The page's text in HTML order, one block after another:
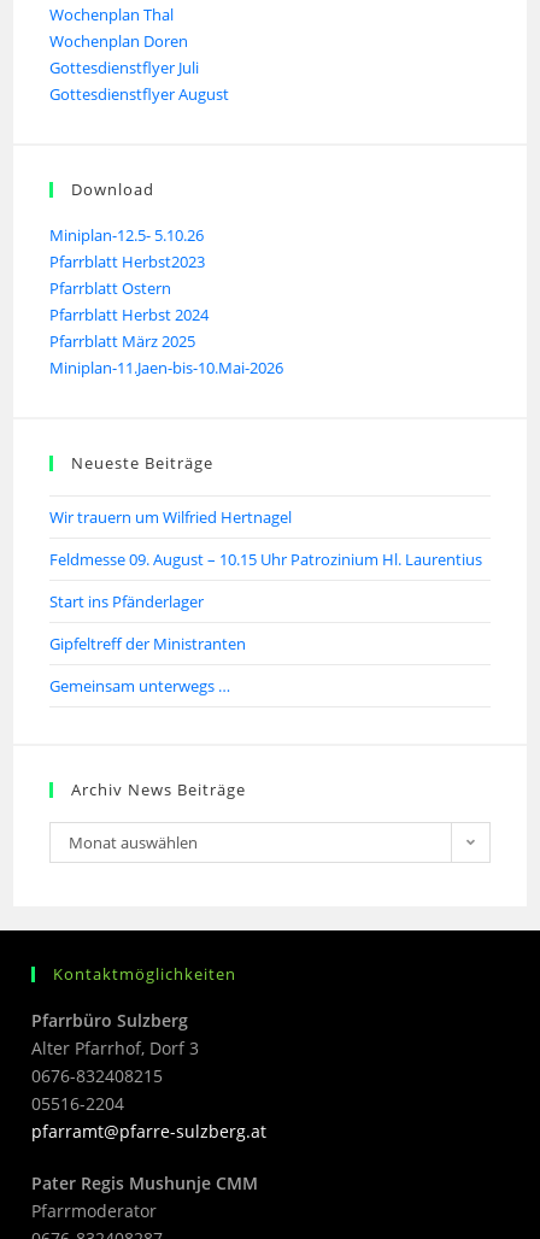
Wochenplan Thal
Wochenplan Doren
Gottesdienstflyer Juli
Gottesdienstflyer August
Download
Miniplan-12.5- 5.10.26
Pfarrblatt Herbst2023
Pfarrblatt Ostern
Pfarrblatt Herbst 2024
Pfarrblatt März 2025
Miniplan-11.Jaen-bis-10.Mai-2026
Neueste Beiträge
Wir trauern um Wilfried Hertnagel
Feldmesse 09. August – 10.15 Uhr Patrozinium Hl. Laurentius
Start ins Pfänderlager
Gipfeltreff der Ministranten
Gemeinsam unterwegs …
Archiv News Beiträge
Monat auswählen
Kontaktmöglichkeiten
Pfarrbüro Sulzberg
Alter Pfarrhof, Dorf 3
0676-832408215
05516-2204
pfarramt@pfarre-sulzberg.at
Pater Regis Mushunje CMM
Pfarrmoderator